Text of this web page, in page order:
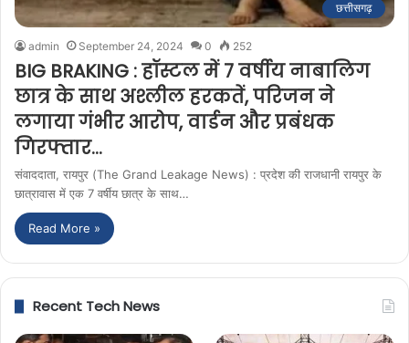
छत्तीसगढ़
admin September 24, 2024 0 252
BIG BRAKING : हॉस्टल में 7 वर्षीय नाबालिग
छात्र के साथ अश्लील हरकतें, परिजन ने
लगाया गंभीर आरोप, वार्डन और प्रबंधक
गिरफ्तार…
संवाददाता, रायपुर (The Grand Leakage News) : प्रदेश की राजधानी रायपुर के
छात्रावास में एक 7 वर्षीय छात्र के साथ…
Read More »
Recent Tech News